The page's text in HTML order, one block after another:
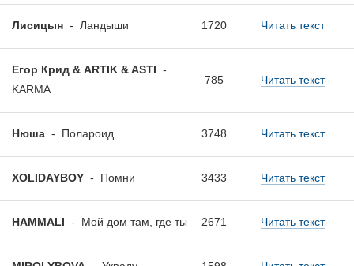
Лисицын - Ландыши 1720 Читать текст
Егор Крид & ARTIK & ASTI -
KARMA
785 Читать текст
Нюша - Полароид 3748 Читать текст
XOLIDAYBOY - Помни 3433 Читать текст
HAMMALI - Мой дом там, где ты 2671 Читать текст